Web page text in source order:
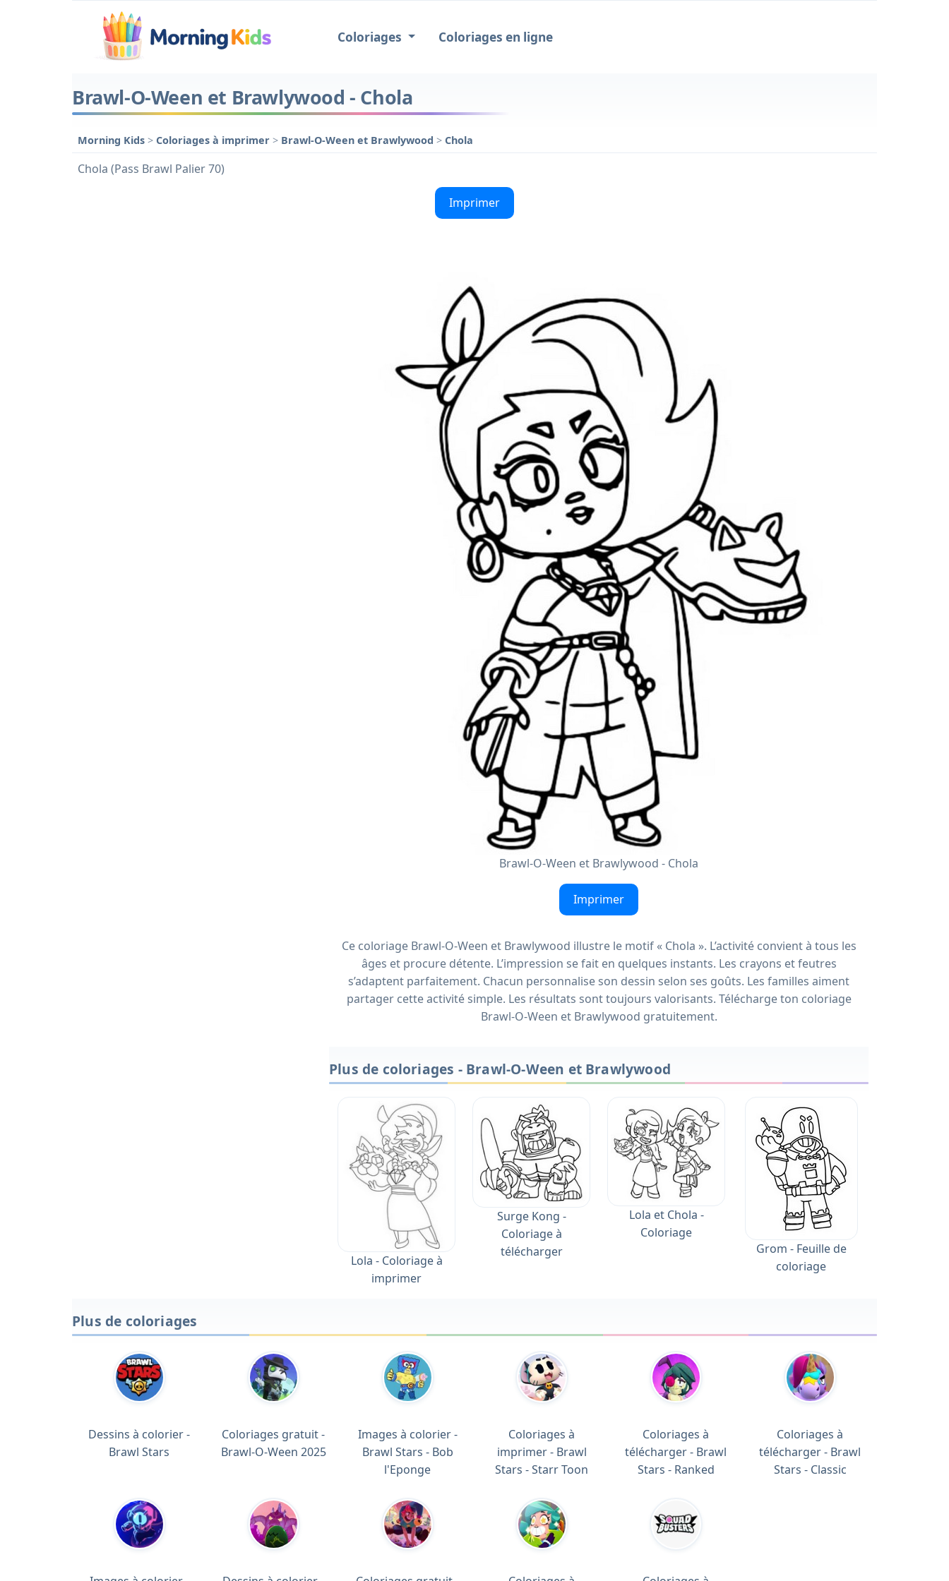
Coloriages Coloriages en ligne
Brawl-O-Ween et Brawlywood - Chola
Morning Kids > Coloriages à imprimer > Brawl-O-Ween et Brawlywood > Chola
Chola (Pass Brawl Palier 70)
Imprimer
Brawl-O-Ween et Brawlywood - Chola
Imprimer
Ce coloriage Brawl-O-Ween et Brawlywood illustre le motif « Chola ». L’activité convient à tous les
âges et procure détente. L’impression se fait en quelques instants. Les crayons et feutres
s’adaptent parfaitement. Chacun personnalise son dessin selon ses goûts. Les familles aiment
partager cette activité simple. Les résultats sont toujours valorisants. Télécharge ton coloriage
Brawl-O-Ween et Brawlywood gratuitement.
Plus de coloriages - Brawl-O-Ween et Brawlywood
Lola - Coloriage à
imprimer
Surge Kong -
Coloriage à
télécharger
Lola et Chola -
Coloriage
Grom - Feuille de
coloriage
Plus de coloriages
Dessins à colorier -
Brawl Stars
Coloriages gratuit -
Brawl-O-Ween 2025
Images à colorier -
Brawl Stars - Bob
l'Eponge
Coloriages à
imprimer - Brawl
Stars - Starr Toon
Coloriages à
télécharger - Brawl
Stars - Ranked
Coloriages à
télécharger - Brawl
Stars - Classic